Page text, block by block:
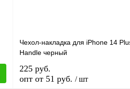
Чехол-накладка для iPhone 14
Handle черный
225 руб.
опт от 51 руб. / шт